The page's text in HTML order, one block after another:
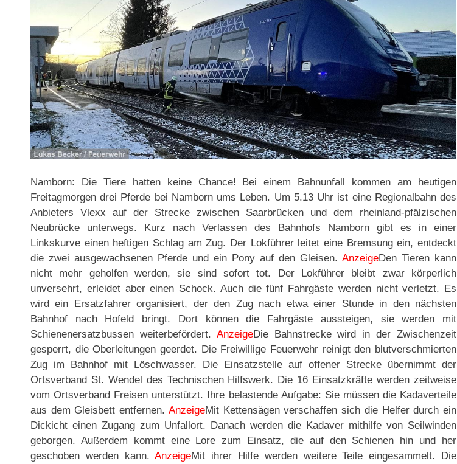
Namborn: Die Tiere hatten keine Chance! Bei einem Bahnunfall kommen am heutigen
Freitagmorgen drei Pferde bei Namborn ums Leben. Um 5.13 Uhr ist eine Regionalbahn des
Anbieters Vlexx auf der Strecke zwischen Saarbrücken und dem rheinland-pfälzischen
Neubrücke unterwegs. Kurz nach Verlassen des Bahnhofs Namborn gibt es in einer
Linkskurve einen heftigen Schlag am Zug. Der Lokführer leitet eine Bremsung ein, entdeckt
die zwei ausgewachsenen Pferde und ein Pony auf den Gleisen. AnzeigeDen Tieren kann
nicht mehr geholfen werden, sie sind sofort tot. Der Lokführer bleibt zwar körperlich
unversehrt, erleidet aber einen Schock. Auch die fünf Fahrgäste werden nicht verletzt. Es
wird ein Ersatzfahrer organisiert, der den Zug nach etwa einer Stunde in den nächsten
Bahnhof nach Hofeld bringt. Dort können die Fahrgäste aussteigen, sie werden mit
Schienenersatzbussen weiterbefördert. AnzeigeDie Bahnstrecke wird in der Zwischenzeit
gesperrt, die Oberleitungen geerdet. Die Freiwillige Feuerwehr reinigt den blutverschmierten
Zug im Bahnhof mit Löschwasser. Die Einsatzstelle auf offener Strecke übernimmt der
Ortsverband St. Wendel des Technischen Hilfswerk. Die 16 Einsatzkräfte werden zeitweise
vom Ortsverband Freisen unterstützt. Ihre belastende Aufgabe: Sie müssen die Kadaverteile
aus dem Gleisbett entfernen. AnzeigeMit Kettensägen verschaffen sich die Helfer durch ein
Dickicht einen Zugang zum Unfallort. Danach werden die Kadaver mithilfe von Seilwinden
geborgen. Außerdem kommt eine Lore zum Einsatz, die auf den Schienen hin und her
geschoben werden kann.AnzeigeMit ihrer Hilfe werden weitere Teile eingesammelt. Die